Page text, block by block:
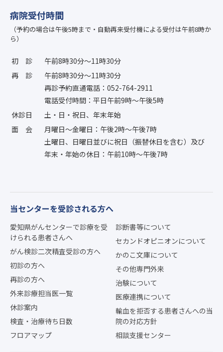
病院受付時間
（予約の場合は午後5時まで・自動再来受付機による受付は午前8時か
ら）
初診
午前8時30分〜11時30分
再診
午前8時30分〜11時30分
再診予約直通電話：052-764-2911
電話受付時間：平日午前9時〜午後5時
休診日
土・日・祝日、年末年始
面会
月曜日〜金曜日：午後2時〜午後7時
土曜日、日曜日並びに祝日（振替休日を含む）及び
年末・年始の休日：午前10時〜午後7時
当センターを受診される方へ
愛知県がんセンターで診療を受
けられる患者さんへ
がん検診二次精査受診の方へ
初診の方へ
再診の方へ
外来診療担当医一覧
休診案内
検査・治療待ち日数
フロアマップ
診断書等について
セカンドオピニオンについて
かのこ文庫について
その他専門外来
治験について
医療連携について
輸血を拒否する患者さんへの当
院の対応方針
相談支援センター